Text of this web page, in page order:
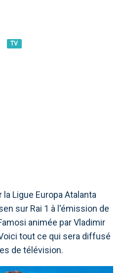
TV
Ligue Europa Atalanta
sur Rai 1 à l'émission de
animée par Vladimir
tout ce qui sera diffusé
de télévision.